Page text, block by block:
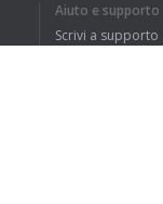
Aiuto e supporto
Scrivi a supporto